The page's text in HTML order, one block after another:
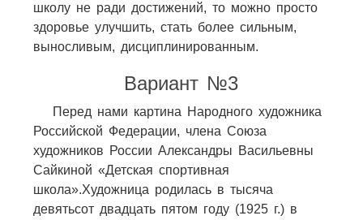
школу не ради достижений, то можно просто
здоровье улучшить, стать более сильным,
выносливым, дисциплинированным.
Вариант №3
Перед нами картина Народного художника
Российской Федерации, члена Союза
художников России Александры Васильевны
Сайкиной «Детская спортивная
школа».Художница родилась в тысяча
девятьсот двадцать пятом году (1925 г.) в